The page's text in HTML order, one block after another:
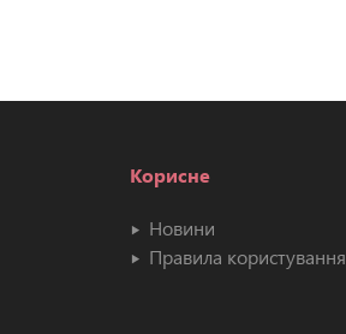
Корисне
Новини
Правила користування